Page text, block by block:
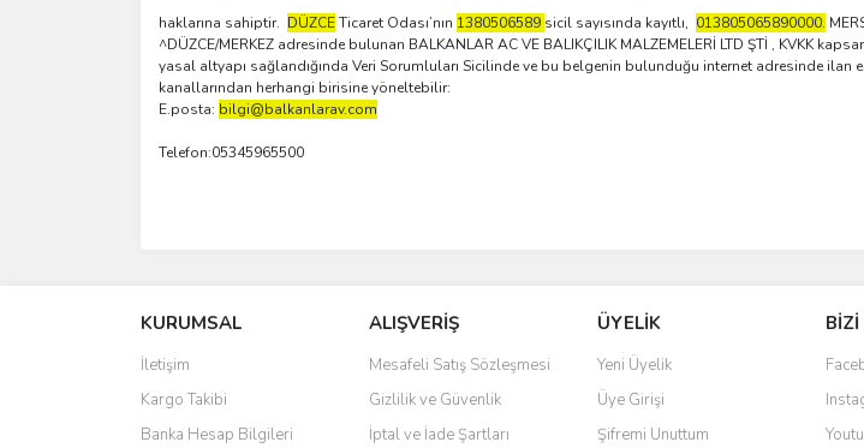
haklarına sahiptir. DÜZCETicaret Odası’nın 1380506589 sicil sayısında kayıtlı, 013805065890000.
^DÜZCE/MERKEZ adresinde bulunan BALKANLAR AC VE BALIKÇILIK MALZEMELERİ LTD ŞTİ , KVKK
yasal altyapı sağlandığında Veri Sorumluları Sicilinde ve bu belgenin bulunduğu internet adresinde
kanallarından herhangi birisine yöneltebilir:
E.posta: bilgi@balkanlarav.com
Telefon:05345965500
KURUMSAL
İletişim
Kargo Takibi
Banka Hesap Bilgileri
ALIŞVERİŞ
Mesafeli Satış Sözleşmesi
Gizlilik ve Güvenlik
İptal ve İade Şartları
ÜYELİK
Yeni Üyelik
Üye Girişi
Şifremi Unuttum
BİZİ